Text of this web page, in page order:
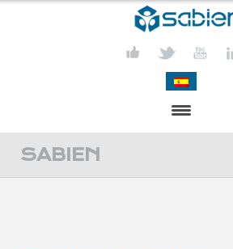
PRESENTATION
SABIEN